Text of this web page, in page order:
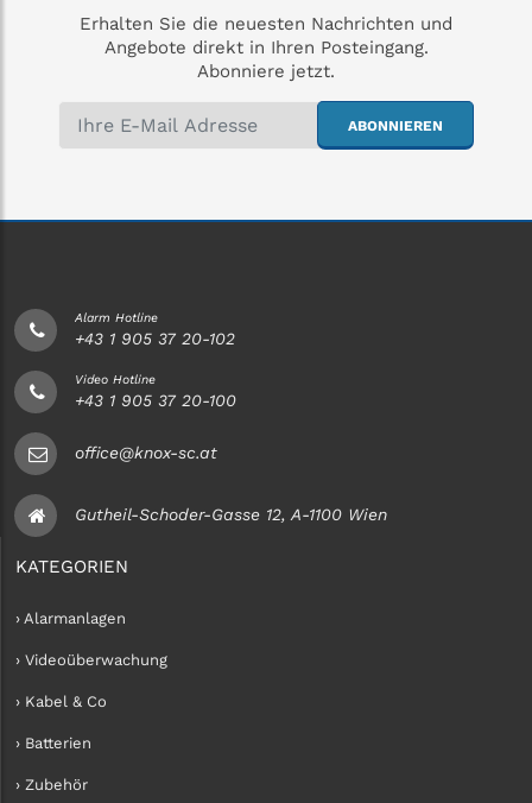
Erhalten Sie die neuesten Nachrichten und
Angebote direkt in Ihren Posteingang.
Abonniere jetzt.
ABONNIEREN
Alarm Hotline
+43 1 905 37 20-102
Video Hotline
+43 1 905 37 20-100
office@knox-sc.at
Gutheil-Schoder-Gasse 12, A-1100 Wien
KATEGORIEN
› Alarmanlagen
› Videoüberwachung
› Kabel & Co
› Batterien
› Zubehör